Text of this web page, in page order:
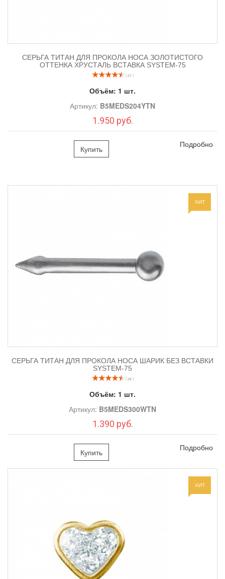
СЕРЬГА ТИТАН ДЛЯ ПРОКОЛА НОСА ЗОЛОТИСТОГО
ОТТЕНКА ХРУСТАЛЬ ВСТАВКА SYSTEM-75
( 27 )
Объём: 1 шт.
Артикул: B5MEDS204YTN
1.950 руб.
Купить Подробно
ХИТ
СЕРЬГА ТИТАН ДЛЯ ПРОКОЛА НОСА ШАРИК БЕЗ ВСТАВКИ
SYSTEM-75
( 28 )
Объём: 1 шт.
Артикул: B5MEDS300WTN
1.390 руб.
Купить Подробно
ХИТ